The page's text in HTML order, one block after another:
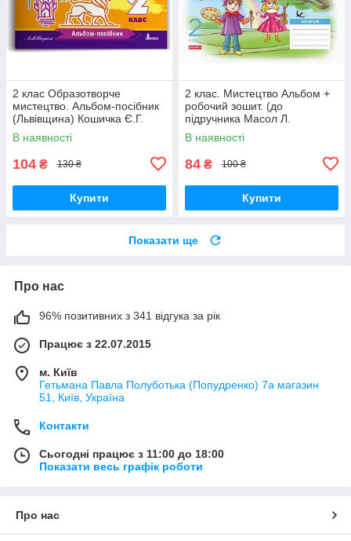
2 клас Образотворче
мистецтво. Альбом-посібник
(Львівщина) Кошичка Є.Г.
Літера
В наявності
104 ₴ 130 ₴
Купити
2 клас. Мистецтво Альбом +
робочий зошит. (до
підручника Масол Л.
Гайдамака О.) Воронкевич
В.О. Ранок
В наявності
84 ₴ 100 ₴
Купити
Показати ще
Про нас
96% позитивних з 341 відгука за рік
Працює з 22.07.2015
м. Київ
Гетьмана Павла Полуботька (Попудренко) 7а магазин
51, Київ, Україна
Контакти
Сьогодні працює з 11:00 до 18:00
Показати весь графік роботи
Про нас